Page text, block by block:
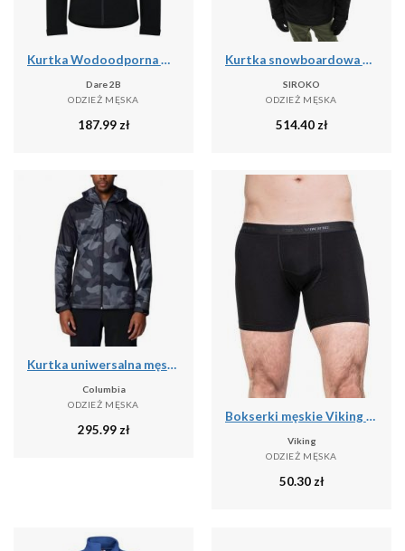
Kurtka Wodoodporna Męska Switch Out II
Dare 2B
ODZIEŻ MĘSKA
187.99 zł
Kurtka snowboardowa męska W6 Bruson
SIROKO
ODZIEŻ MĘSKA
514.40 zł
Kurtka uniwersalna męska Columbia Inner Limits Iii
Columbia
ODZIEŻ MĘSKA
295.99 zł
Bokserki męskie Viking Bamboo Lockness, z włóknem bambusowym
Viking
ODZIEŻ MĘSKA
50.30zł